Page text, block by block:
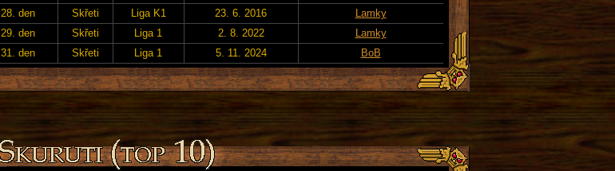
28. den Skřeti Liga K1 23. 6. 2016
Lamky
29. den Skřeti Liga 1 2. 8. 2022
Lamky
31. den Skřeti Liga 1 5. 11. 2024 BoB